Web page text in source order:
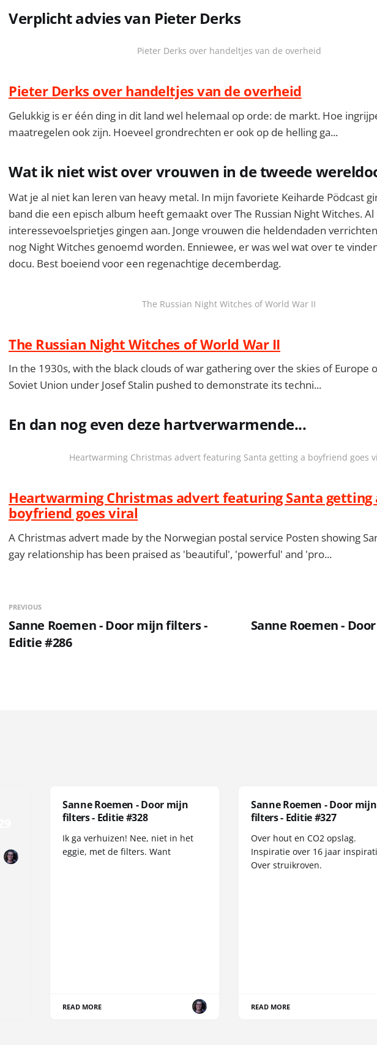
Verplicht advies van Pieter Derks
Pieter Derks over handeltjes van de overheid
Pieter Derks over handeltjes van de overheid
Gelukkig is er één ding in dit land wel helemaal op orde: de markt. Hoe
maatregelen ook zijn. Hoeveel grondrechten er ook op de helling ga...
Wat ik niet wist over vrouwen in de tweede
Wat je al niet kan leren van heavy metal. In mijn favoriete Keiharde Pödcast
band die een episch album heeft gemaakt over The Russian Night Witches.
interessevoelsprietjes gingen aan. Jonge vrouwen die heldendaden
nog Night Witches genoemd worden. Enniewee, er was wel wat over te
docu. Best boeiend voor een regenachtige decemberdag.
The Russian Night Witches of World War II
The Russian Night Witches of World War II
In the 1930s, with the black clouds of war gathering over the skies of Europe
Soviet Union under Josef Stalin pushed to demonstrate its techni...
En dan nog even deze hartverwarmende...
Heartwarming Christmas advert featuring Santa getting a boyfriend goes
Heartwarming Christmas advert featuring Santa getting
boyfriend goes viral
A Christmas advert made by the Norwegian postal service Posten showing
gay relationship has been praised as 'beautiful', 'powerful' and 'pro...
PREVIOUS
Sanne Roemen - Door mijn filters -
Editie #286
Sanne Roemen -
Sanne Roemen - Door mijn
filters - Editie #328
Ik ga verhuizen! Nee, niet in het
eggie, met de filters. Want
READ MORE
Sanne Roemen - Door mijn
filters - Editie #327
Over hout en CO2 opslag.
Inspiratie over 16 jaar
Over struikroven.
READ MORE